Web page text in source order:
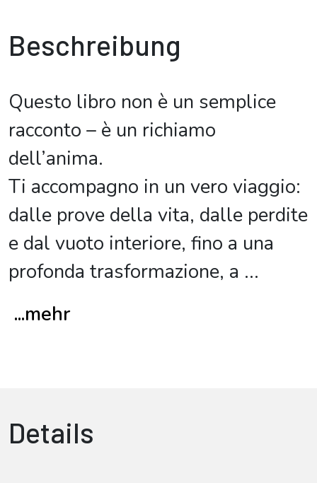
Beschreibung
Questo libro non è un semplice
racconto – è un richiamo
dell’anima.
Ti accompagno in un vero viaggio:
dalle prove della vita, dalle perdite
e dal vuoto interiore, fino a una
profonda trasformazione, a ...
...mehr
Details